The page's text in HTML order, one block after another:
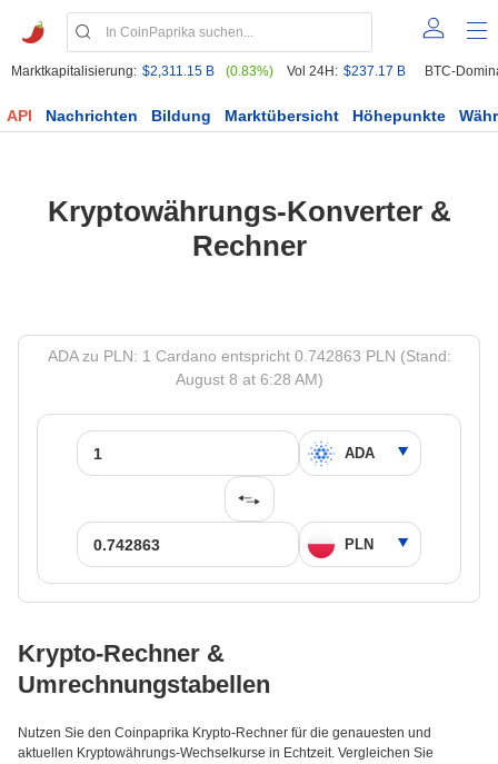
Marktkapitalisierung: $2,311.15 B (0.83%) Vol 24H: $237.17 B BTC-
API Nachrichten Bildung Marktübersicht Höhepunkte
Kryptowährungs-Konverter &
Rechner
ADA zu PLN: 1 Cardano entspricht 0.742863 PLN (Stand:
August 8 at 6:28 AM)
Krypto-Rechner &
Umrechnungstabellen
Nutzen Sie den Coinpaprika Krypto-Rechner für die genauesten und
aktuellen Kryptowährungs-Wechselkurse in Echtzeit. Vergleichen Sie